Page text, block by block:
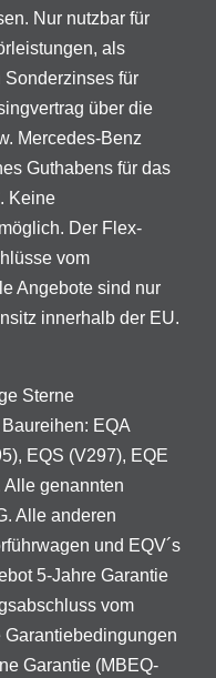
Nur nutzbar für
als
für
über die
Mercedes-Benz
Guthabens für das
Keine
Der Flex-
vom
Angebote sind nur
innerhalb der EU.
Sterne
EQA
EQS (V297), EQE
Alle genannten
Alle anderen
und EQV´s
5-Jahre Garantie
vom
Garantie (MBEQ-